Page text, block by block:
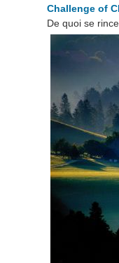
Challenge of
De quoi se